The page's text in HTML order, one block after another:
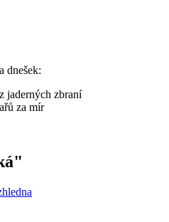
dnešek:
jaderných zbraní
za mír